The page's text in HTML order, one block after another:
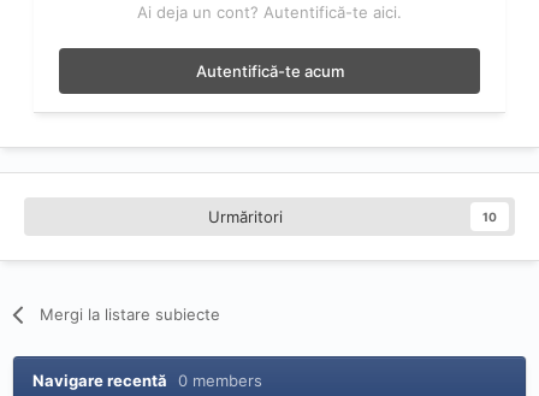
Ai deja un cont? Autentifică-te aici.
Autentifică-te acum
Urmăritori 10
Mergi la listare subiecte
Navigare recentă 0 members